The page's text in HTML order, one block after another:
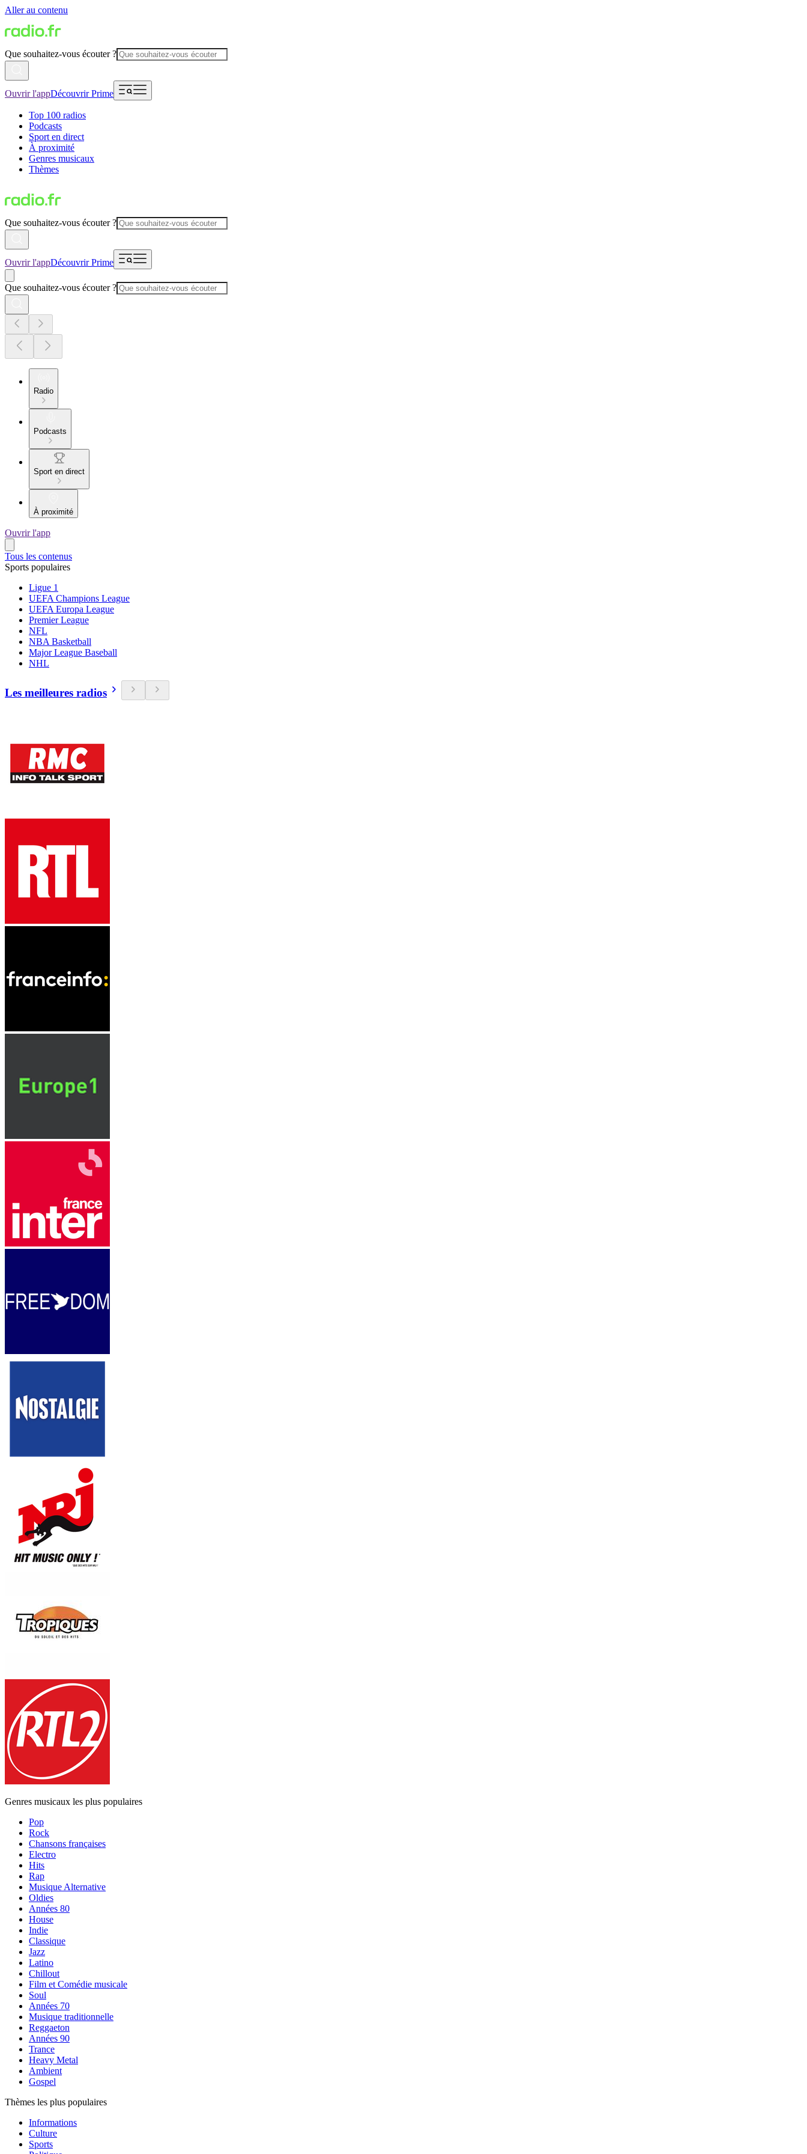
Aller au contenu
Que souhaitez-vous écouter ?
Ouvrir l'appDécouvrir Prime
Top 100 radios
Podcasts
Sport en direct
À proximité
Genres musicaux
Thèmes
Que souhaitez-vous écouter ?
Ouvrir l'appDécouvrir Prime
Que souhaitez-vous écouter ?
Radio
Podcasts
Sport en direct
À proximité
Ouvrir l'app
Tous les contenus
Sports populaires
Ligue 1
UEFA Champions League
UEFA Europa League
Premier League
NFL
NBA Basketball
Major League Baseball
NHL
Les meilleures radios
Genres musicaux les plus populaires
Pop
Rock
Chansons françaises
Electro
Hits
Rap
Musique Alternative
Oldies
Années 80
House
Indie
Classique
Jazz
Latino
Chillout
Film et Comédie musicale
Soul
Années 70
Musique traditionnelle
Reggaeton
Années 90
Trance
Heavy Metal
Ambient
Gospel
Thèmes les plus populaires
Informations
Culture
Sports